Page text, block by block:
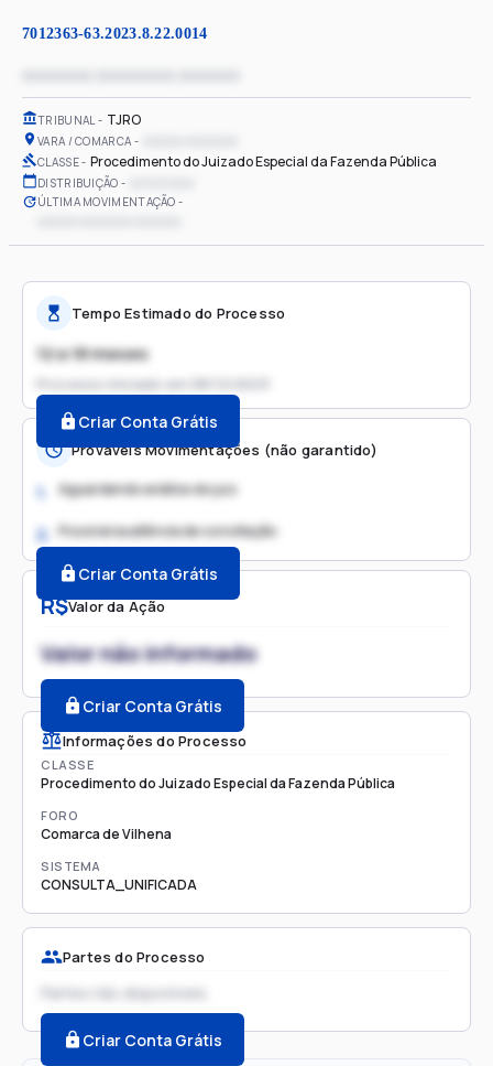
7012363-63.2023.8.22.0014
TRIBUNAL TJRO
VARA / COMARCA
CLASSE Procedimento do Juizado Especial da Fazenda Pública
DISTRIBUIÇÃO
ÚLTIMA MOVIMENTAÇÃO
R$Valor da Ação
Valor não informado
Criar Conta Grátis
Informações do Processo
CLASSE
Procedimento do Juizado Especial da Fazenda Pública
FORO
Comarca de Vilhena
SISTEMA
CONSULTA_UNIFICADA
Partes do Processo
Partes não disponíveis
Criar Conta Grátis
Tempo Estimado do Processo
12 a 18 meses
Processo iniciado em
Criar Conta Grátis
Prováveis Movimentações (não garantido)
1. Aguardando análise do juiz
2. Possível audiência de conciliação
Criar Conta Grátis